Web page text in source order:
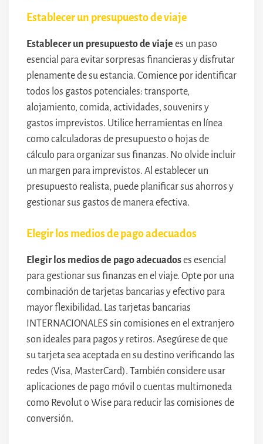
Establecer un presupuesto de viaje
Establecer un presupuesto de viaje es un paso
esencial para evitar sorpresas financieras y disfrutar
plenamente de su estancia. Comience por identificar
todos los gastos potenciales: transporte,
alojamiento, comida, actividades, souvenirs y
gastos imprevistos. Utilice herramientas en línea
como calculadoras de presupuesto o hojas de
cálculo para organizar sus finanzas. No olvide incluir
un margen para imprevistos. Al establecer un
presupuesto realista, puede planificar sus ahorros y
gestionar sus gastos de manera efectiva.
Elegir los medios de pago adecuados
Elegir los medios de pago adecuadoses esencial
para gestionar sus finanzas en el viaje. Opte por una
combinación de tarjetas bancarias y efectivo para
mayor flexibilidad. Las tarjetas bancarias
INTERNACIONALES sin comisiones en el extranjero
son ideales para pagos y retiros. Asegúrese de que
su tarjeta sea aceptada en su destino verificando las
redes (Visa, MasterCard). También considere usar
aplicaciones de pago móvil o cuentas multimoneda
como Revolut o Wise para reducir las comisiones de
conversión.